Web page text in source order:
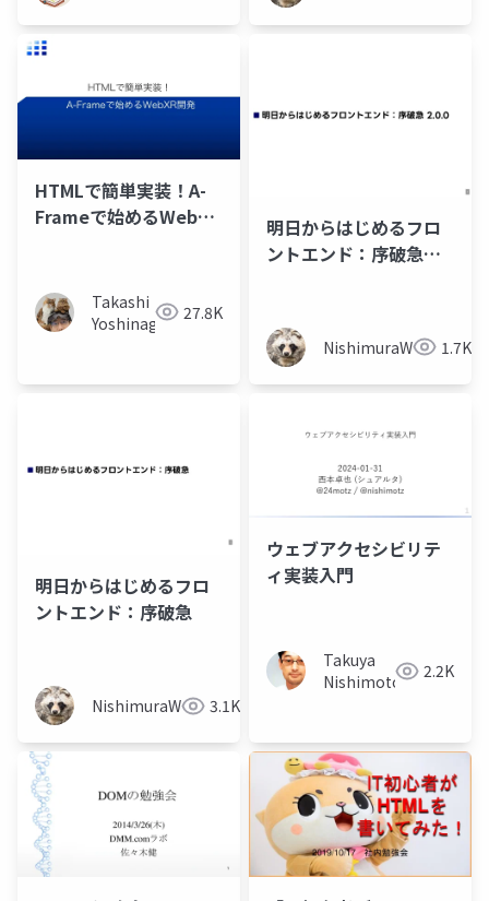
HTMLで簡単実装！A-
Frameで始めるWebXR
Takashi
Yoshinaga
27.8K
明日からはじめるフロ
ントエンド：序破急
NishimuraWataru1.7K
明日からはじめるフロ
ントエンド：序破急
NishimuraWataru3.1K
ウェブアクセシビリテ
ィ実装入門
Takuya
Nishimoto
2.2K